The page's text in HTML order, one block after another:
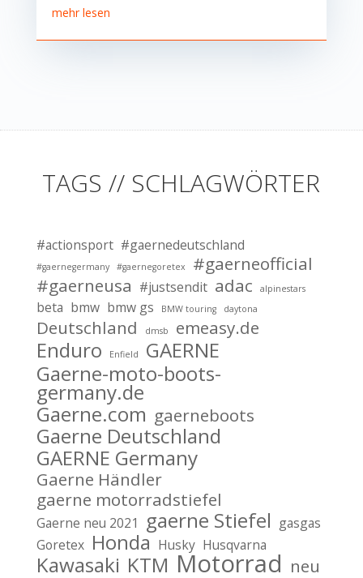
mehr lesen
TAGS // SCHLAGWÖRTER
#actionsport #gaernedeutschland
#gaernegermany #gaernegoretex
#gaerneofficial
#gaerneusa #justsendit adac alpinestars
beta bmw bmw gs BMW touring daytona
Deutschland dmsb emeasy.de
Enduro Enfield
GAERNE
Gaerne-moto-boots-
germany.de
Gaerne.com gaerneboots
Gaerne Deutschland
GAERNE Germany
Gaerne Händler
gaerne motorradstiefel
Gaerne neu 2021 gaerne Stiefel gasgas
Goretex Honda Husky Husqvarna
Kawasaki KTM Motorrad neu